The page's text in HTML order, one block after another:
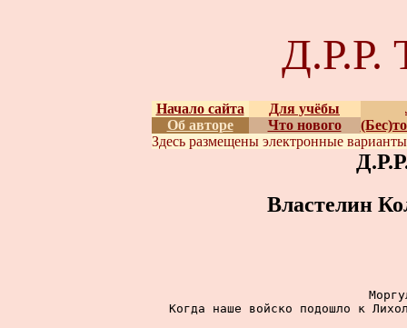
Начало сайта Для учёбы
Об авторе
Что нового
Здесь размещены электронные
Властелин
Когда наше войско подошло к